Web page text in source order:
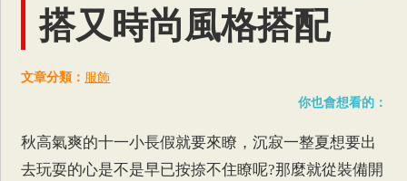
搭又時尚風格搭配
文章分類： 服飾
你也會想看的：
秋高氣爽的十一小長假就要來瞭，沉寂一整夏想要出
去玩耍的心是不是早已按捺不住瞭呢?那麼就從裝備開